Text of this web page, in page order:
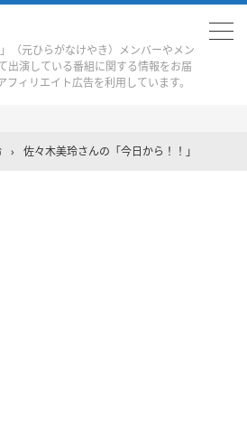
（元ひらがなけやき）メンバーやメン
出演している番組に関する情報をお届
ィリエイト広告を利用しています。
› 佐々木美玲さんの「今日から！！」